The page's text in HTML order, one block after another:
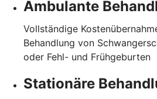
Ambulante
Vollständige
Behandlung von
oder Fehl- und Frühgeburten
Stationäre